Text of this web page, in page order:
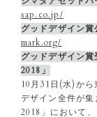
sap.co.jp/
グッドデ
mark.org/
グッドデザイン
2018」
10月31日(水)か
デザイン全件が
2018」において